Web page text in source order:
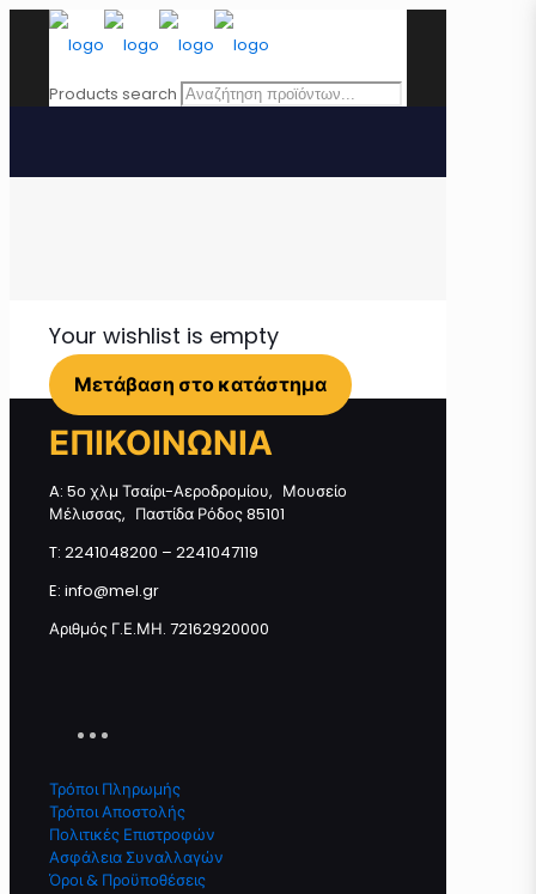
Products search
Your wishlist is empty
Μετάβαση στο κατάστημα
ΕΠΙΚΟΙΝΩΝΙΑ
A: 5ο χλμ Τσαίρι-Αεροδρομίου, Μουσείο
Μέλισσας, Παστίδα Ρόδος 85101
T: 2241048200 – 2241047119
E: info@mel.gr
Αριθμός Γ.Ε.ΜΗ. 72162920000
Τρόποι Πληρωμής
Τρόποι Αποστολής
Πολιτικές Επιστροφών
Ασφάλεια Συναλλαγών
Όροι & Προϋποθέσεις